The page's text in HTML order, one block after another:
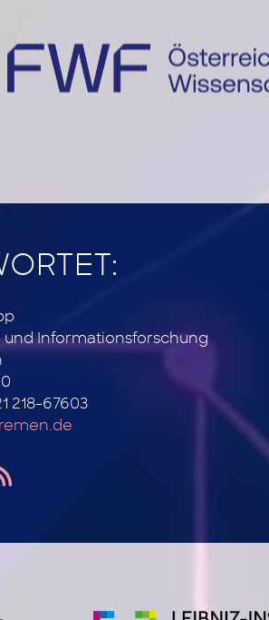
und Informationsforschung
218-67603